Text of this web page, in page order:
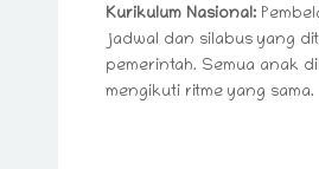
Kurikulum Nasional:
jadwal dan silabus yang
pemerintah. Semua anak
mengikuti ritme yang sama.